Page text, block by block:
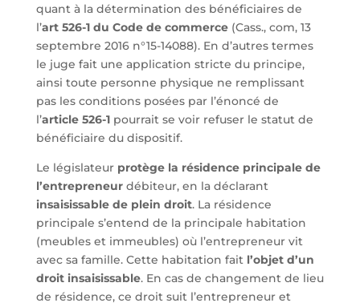
quant à la détermination des bénéficiaires de
l’art 526-1 du Code de commerce(Cass., com, 13
septembre 2016 n°15-14088). En d’autres termes
le juge fait une application stricte du principe,
ainsi toute personne physique ne remplissant
pas les conditions posées par l’énoncé de
l’article 526-1pourrait se voir refuser le statut de
bénéficiaire du dispositif.
Le législateur protège la résidence principale de
l’entrepreneurdébiteur, en la déclarant
insaisissable de plein droit. La résidence
principale s’entend de la principale habitation
(meubles et immeubles) où l’entrepreneur vit
avec sa famille. Cette habitation fait l’objet d’un
droit insaisissable. En cas de changement de lieu
de résidence, ce droit suit l’entrepreneur et